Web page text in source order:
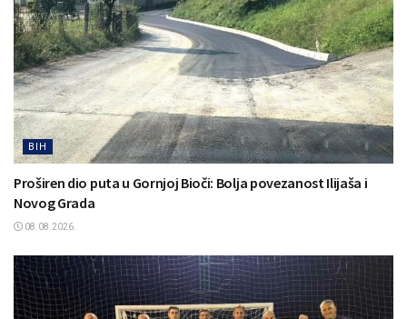
BIH
Proširen dio puta u Gornjoj Bioči: Bolja povezanost Ilijaša i
Novog Grada
08.08.2026.